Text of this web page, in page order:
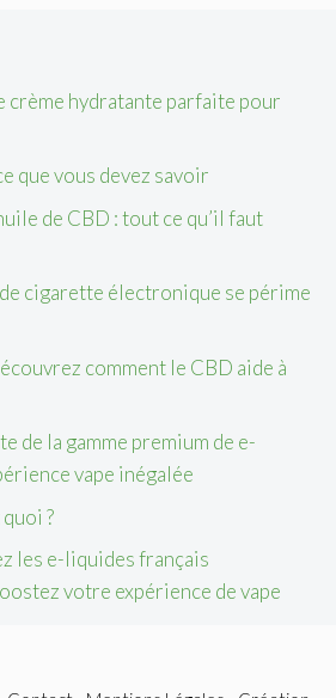
crème hydratante parfaite pour
que vous devez savoir
de CBD : tout ce qu’il faut
cigarette électronique se périme
comment le CBD aide à
de la gamme premium de e-
vape inégalée
?
les e-liquides français
votre expérience de vape